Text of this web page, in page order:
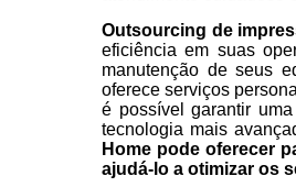
Outsourcing de
eficiência em suas
manutenção de seus
oferece serviços
é possível garantir
tecnologia mais
Home pode oferecer
ajudá-lo a otimizar os